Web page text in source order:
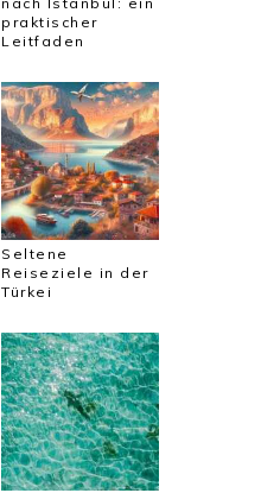
praktischer
Leitfaden
Seltene
Reiseziele in der
Türkei